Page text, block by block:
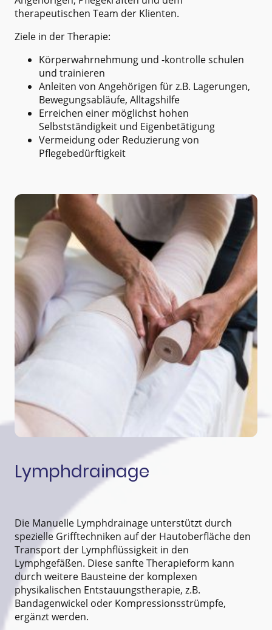
therapeutischen Team der Klienten.
Ziele in der Therapie:
Körperwahrnehmung und -kontrolle schulen
und trainieren
Anleiten von Angehörigen für z.B. Lagerungen,
Bewegungsabläufe, Alltagshilfe
Erreichen einer möglichst hohen
Selbstständigkeit und Eigenbetätigung
Vermeidung oder Reduzierung von
Pflegebedürftigkeit
Lymphdrainage
Die Manuelle Lymphdrainage unterstützt durch
spezielle Grifftechniken auf der Hautoberfläche den
Transport der Lymphflüssigkeit in den
Lymphgefäßen. Diese sanfte Therapieform kann
durch weitere Bausteine der komplexen
physikalischen Entstauungstherapie, z.B.
Bandagenwickel oder Kompressionsstrümpfe,
ergänzt werden.